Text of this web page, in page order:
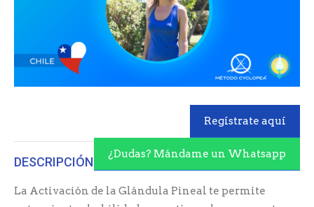
Regístrate aquí
¿Dudas? Mándame un Whatsapp
DESCRIPCIÓN
La Activación de la Glándula Pineal te permite